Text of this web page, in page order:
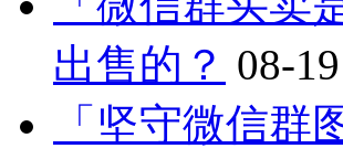
出售的？ 08-19
「坚守微信